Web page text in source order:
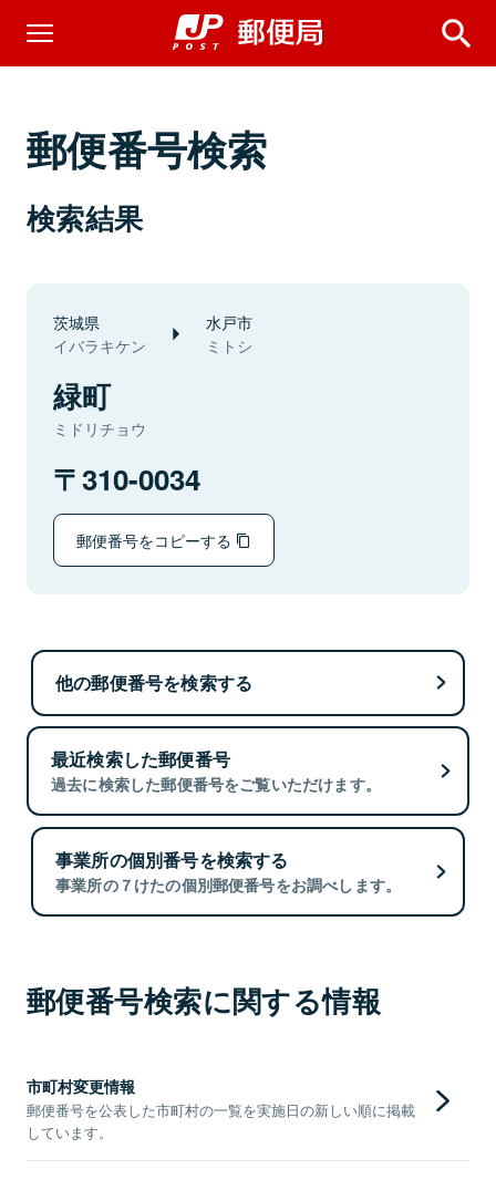
郵便番号検索
検索結果
茨城県
イバラキケン
水戸市
ミトシ
緑町
ミドリチョウ
310-0034
郵便番号をコピーする
他の郵便番号を検索する
最近検索した郵便番号
過去に検索した郵便番号をご覧いただけます。
事業所の個別番号を検索する
事業所の７けたの個別郵便番号をお調べします。
郵便番号検索に関する情報
市町村変更情報
郵便番号を公表した市町村の一覧を実施日の新しい順に掲載
しています。